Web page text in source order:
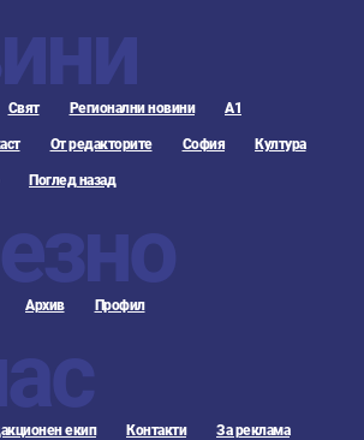
Свят Регионални новини А1
От редакторите София Култура
Поглед назад
Архив Профил
екип Контакти За реклама